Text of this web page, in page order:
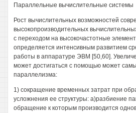
Параллельные вычислительные системы
Рост вычислительных возможностей
высокопроизводительных
с переходом на высокочастотные
определяется интенсивным развитием
работы в аппаратуре ЭВМ [50,60].
может достигаться с помощью может
параллелизма:
1) сокращение временных затрат при
усложнения ее структуры: а)разбиение
обращение к которым производится